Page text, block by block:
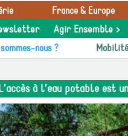
France & Europe
Agir Ensemble >
nous ?
à l’eau potable est